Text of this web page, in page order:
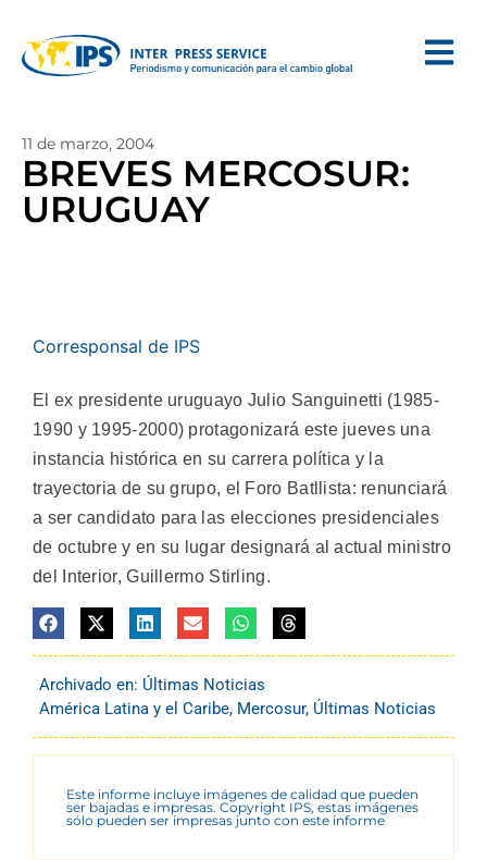
11 de marzo, 2004
BREVES MERCOSUR:
URUGUAY
Corresponsal de IPS
El ex presidente uruguayo Julio Sanguinetti (1985-
1990 y 1995-2000) protagonizará este jueves una
instancia histórica en su carrera política y la
trayectoria de su grupo, el Foro Batllista: renunciará
a ser candidato para las elecciones presidenciales
de octubre y en su lugar designará al actual ministro
del Interior, Guillermo Stirling.
Archivado en: Últimas Noticias
América Latina y el Caribe, Mercosur, Últimas Noticias
Este informe incluye imágenes de calidad que pueden
ser bajadas e impresas. Copyright IPS, estas imágenes
sólo pueden ser impresas junto con este informe